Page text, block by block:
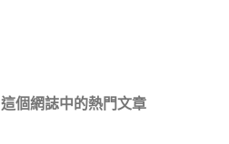
這個網誌中的熱門文章